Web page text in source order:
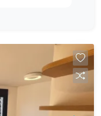
preparar
para os
seguro e
praticidade e